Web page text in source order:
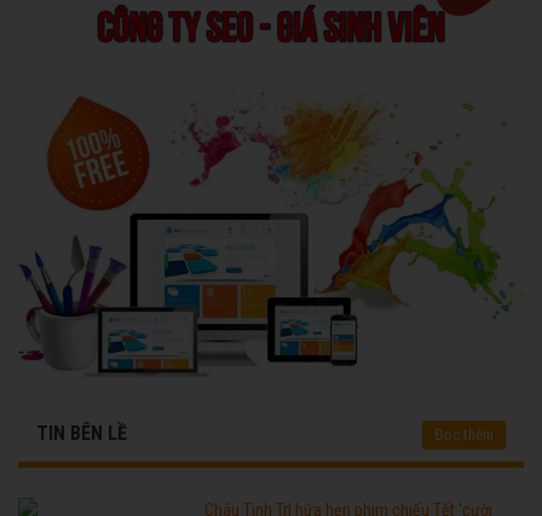
TIN BÊN LỀ Đọc thêm
Châu Tinh Trì hứa hẹn phim chiếu Tết 'cười